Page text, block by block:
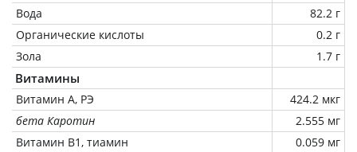
Вода
82.2 г
Органические кислоты
0.2 г
Зола
1.7 г
Витамины
Витамин А, РЭ
424.2 мкг
бета Каротин
2.555 мг
Витамин В1, тиамин
0.059 мг